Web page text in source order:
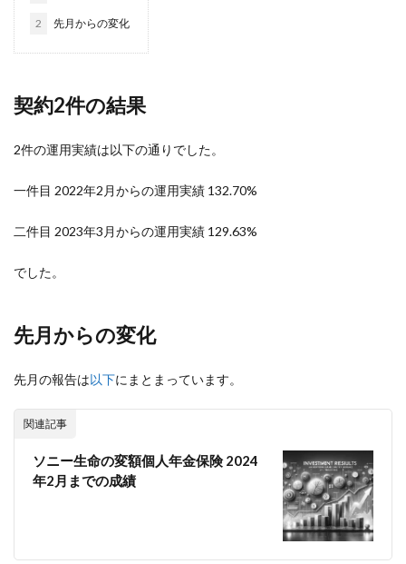
2 先月からの変化
契約2件の結果
2件の運用実績は以下の通りでした。
一件目 2022年2月からの運用実績 132.70%
二件目 2023年3月からの運用実績 129.63%
でした。
先月からの変化
先月の報告は以下にまとまっています。
関連記事
ソニー生命の変額個人年金保険 2024
年2月までの成績